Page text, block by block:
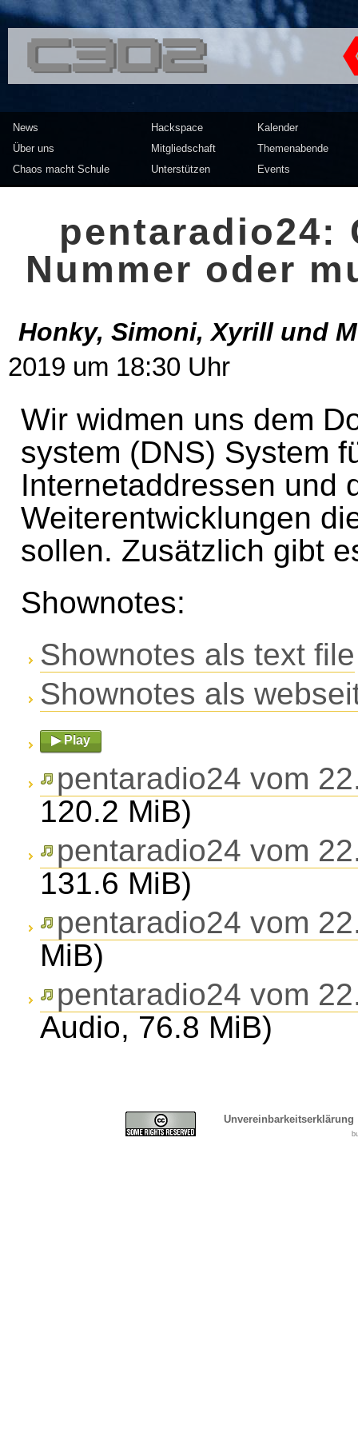
<<</>> Chaos Computer
News
Über uns
Chaos macht Schule
Hackspace
Mitgliedschaft
Unterstützen
Kalender
Themenabende
Events
pentaradio24:
Nummer oder
Honky, Simoni, Xyrill und
2019 um 18:30 Uhr
Wir widmen uns dem
system (DNS) System
Internetaddressen und
Weiterentwicklungen
sollen. Zusätzlich gibt
Shownotes:
Shownotes als text file
Shownotes als
▶ Play
pentaradio24 vom
120.2 MiB)
pentaradio24 vom
131.6 MiB)
pentaradio24 vom
MiB)
pentaradio24 vom
Audio, 76.8 MiB)
Unvereinbarkeitserklärung